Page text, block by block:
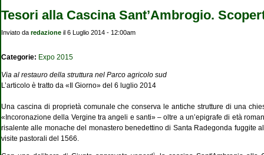
Tesori alla Cascina Sant’Ambrogio.
Inviato da redazione il 6 Luglio 2014 - 12:00am
Categorie: Expo 2015
Via al restauro della struttura nel Parco agricolo sud
L’articolo è tratto da «Il Giorno» del 6 luglio 2014
Una cascina di proprietà comunale che conserva le antiche strutture di una
«Incoronazione della Vergine tra angeli e santi» – oltre a un’epigrafe di età
risalente alle monache del monastero benedettino di Santa Radegonda fuggite
visite pastorali del 1566.